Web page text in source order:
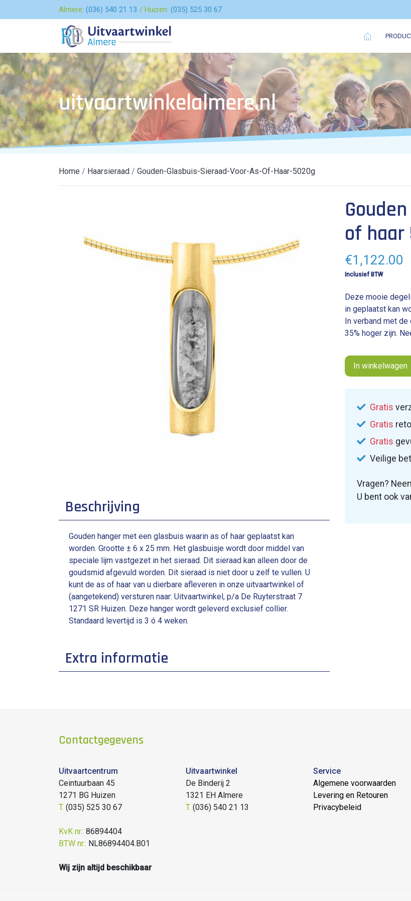
Almere: (036) 540 21 13 Huizen: (035) 525 30 67
uitvaartwinkelalmere.nl
Home Haarsieraad Gouden-Glasbuis-Sieraad-Voor-As-Of-Haar-5020g
Beschrijving
Gouden hanger met een glasbuis waarin as of haar geplaatst kan
worden. Grootte ± 6 x 25 mm. Het glasbuisje wordt door middel van
speciale lijm vastgezet in het sieraad. Dit sieraad kan alleen door de
goudsmid afgevuld worden. Dit sieraad is niet door u zelf te vullen. U
kunt de as of haar van u dierbare afleveren in onze uitvaartwinkel of
(aangetekend) versturen naar: Uitvaartwinkel, p/a De Ruyterstraat 7
1271 SR Huizen. Deze hanger wordt geleverd exclusief collier.
Standaard levertijd is 3 ó 4 weken.
Extra informatie
of haar
€1,122.00
Inclusief BTW
Deze mooie
in geplaatst kan
In verband met
35% hoger zijn.
In winkelwagen
Gratis
Gratis
Gratis
Veilige
Vragen?
U bent ook
Contactgegevens
Uitvaartcentrum
Ceintuurbaan 45
1271 BG Huizen
T. (035) 525 30 67
KvK nr.: 86894404
BTW nr.: NL86894404.B01
Wij zijn altijd beschikbaar
Uitvaartwinkel
De Binderij 2
1321 EH Almere
T. (036) 540 21 13
Service
Algemene voorwaarden
Levering en Retouren
Privacybeleid